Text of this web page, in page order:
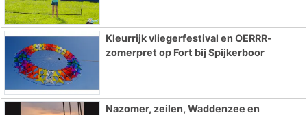
Kleurrijk vliegerfestival en OERRR-
zomerpret op Fort bij Spijkerboor
Nazomer, zeilen, Waddenzee en